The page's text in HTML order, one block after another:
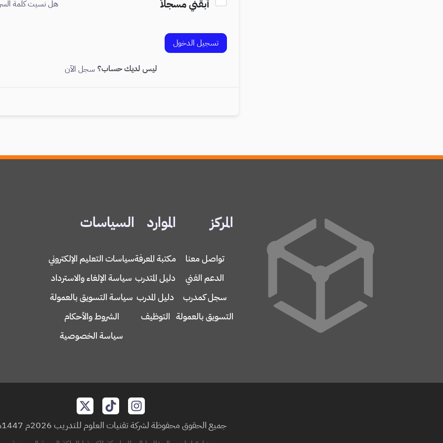
أبقني مسجلاً هل نسيت كلمة
تسجيل الدخول
ليس لديك حساب؟ سجل الآن
المركز
تواصل معنا
الدعم الفني
سجل كمدرب
التسويق بالعمولة
الموارد
مكتبة المعرفة
دليل المتدرب
دليل المدرب
التوظيف
السياسات
سياسات التعليم الإلكتروني
سياسة الإلغاء والاسترداد
سياسة التسويق بالعمولة
الشروط والأحكام
سياسة الخصوصية
جميع الحقوق محفوظة لشركة تقنيات العلوم للتدريب 2026م 1447هـ